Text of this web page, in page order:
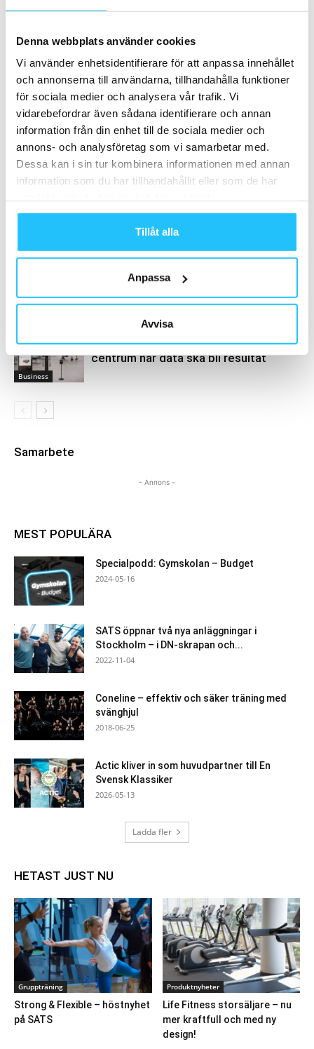
Denna webbplats använder cookies
Vi använder enhetsidentifierare för att anpassa innehållet
och annonserna till användarna, tillhandahålla funktioner
för sociala medier och analysera vår trafik. Vi
vidarebefordrar även sådana identifierare och annan
information från din enhet till de sociala medier och
annons- och analysföretag som vi samarbetar med.
Dessa kan i sin tur kombinera informationen med annan
information som du har tillhandahållit eller som de har
Tillåt alla
Anpassa
Avvisa
Henrik Valis
Relaterade artiklar Mer av samma författare
bygger mer muskler – nu ska det
Business
Certifierad Longevity Coach – nytt
Business
InBody380: mänsklig kompetens i
centrum när data ska bli resultat
Samarbete
- Annons -
MEST POPULÄRA
Specialpodd: Gymskolan – Budget
2024-05-16
SATS öppnar två nya anläggningar i
Stockholm – i DN-skrapan och...
2022-11-04
Coneline – effektiv och säker träning med
svänghjul
2018-06-25
Actic kliver in som huvudpartner till En
Svensk Klassiker
2026-05-13
Ladda fler
HETAST JUST NU
Gruppträning
Strong & Flexible – höstnyhet
på SATS
Produktnyheter
Life Fitness storsäljare – nu
mer kraftfull och med ny
design!